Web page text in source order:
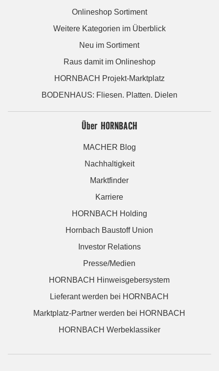
Onlineshop Sortiment
Weitere Kategorien im Überblick
Neu im Sortiment
Raus damit im Onlineshop
HORNBACH Projekt-Marktplatz
BODENHAUS: Fliesen. Platten. Dielen
Über HORNBACH
MACHER Blog
Nachhaltigkeit
Marktfinder
Karriere
HORNBACH Holding
Hornbach Baustoff Union
Investor Relations
Presse/Medien
HORNBACH Hinweisgebersystem
Lieferant werden bei HORNBACH
Marktplatz-Partner werden bei HORNBACH
HORNBACH Werbeklassiker